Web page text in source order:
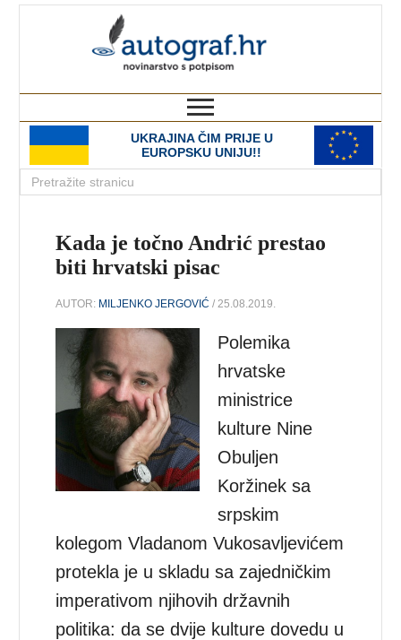
UKRAJINA ČIM PRIJE U
EUROPSKU UNIJU!!
Kada je točno Andrić prestao
biti hrvatski pisac
AUTOR: MILJENKO JERGOVIĆ / 25.08.2019.
Polemika
hrvatske
ministrice
kulture Nine
Obuljen
Koržinek sa
srpskim
kolegom Vladanom Vukosavljevićem
protekla je u skladu sa zajedničkim
imperativom njihovih državnih
politika: da se dvije kulture dovedu u